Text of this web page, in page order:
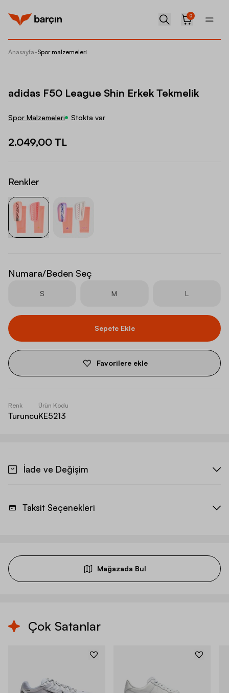
0
Anasayfa-Spor malzemeleri
adidas F50 League Shin Erkek Tekmelik
Spor Malzemeleri Stokta var
2.049,00 TL
Renkler
Numara/Beden Seç
S M L
Sepete Ekle
Favorilere ekle
Renk
Turuncu
Ürün Kodu
KE5213
İade ve Değişim
Taksit Seçenekleri
Mağazada Bul
Çok Satanlar